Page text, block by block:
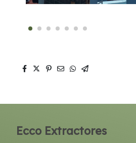
Ecco Extractores